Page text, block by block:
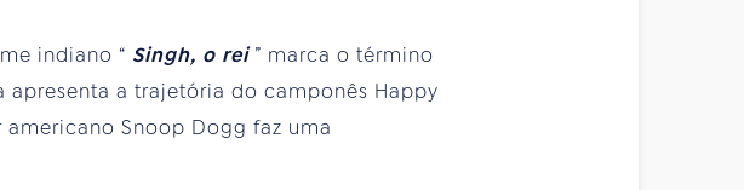
indiano “ Singh, o rei” marca o término
apresenta a trajetória do camponês Happy
Snoop Dogg faz uma